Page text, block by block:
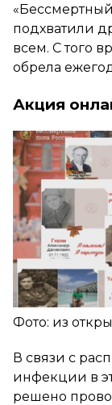
подхватили
всем. С того
обрела
Акция
Фото: из
В связи с
инфекции в
решено